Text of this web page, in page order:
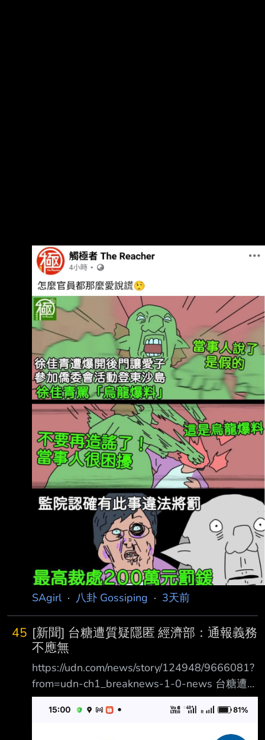
SAgirl· 八卦 Gossiping · 3天前
45 [新聞] 台糖遭質疑隱匿 經濟部：通報義務
不應無
https://udn.com/news/story/124948/9666081?
from=udn-ch1_breaknews-1-0-news 台糖遭質
疑隱匿 經濟部：通報義務不應無限上綱 2026-
08-02 16:10 聯合報／ 記者賴昭穎／台北即時
報導 毒油事件爭議延燒，台糖公司和經濟部為